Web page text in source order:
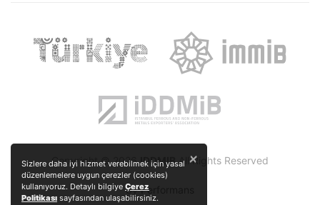
Copyright © 2026IDDMIBAll Rights Reserved
byPerformans
×
Sizlere daha iyi hizmet verebilmek için yasal
düzenlemelere uygun çerezler (cookies)
kullanıyoruz. Detaylı bilgiye Çerez
Politikası sayfasından ulaşabilirsiniz.